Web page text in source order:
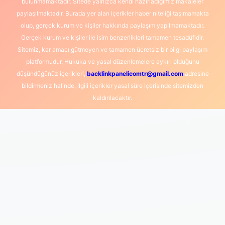
paylaşılmaktadır. Burada yer alan içerikler haber niteliği taşımamakta
olup, gerçek kurum ve kişiler hakkında paylaşım yapılmamaktadır.
Gerçek kurum ve kişiler ile isim benzerlikleri tamamen tesadüfidir.
Sitemiz, kar amacı gütmeyen ve tamamen ücretsiz bir bilgi paylaşım
platformudur. Hukuka ve yasal düzenlemelere aykırı olduğunu
düşündüğünüz içerikleri, backlinkpanelicomtr@gmail.comadresine
bildirmeniz halinde, ilgili içerikler yasal süre içerisinde sitemizden
kaldırılacaktır.